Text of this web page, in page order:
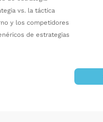
vs. la táctica
y los competidores
de estrategias